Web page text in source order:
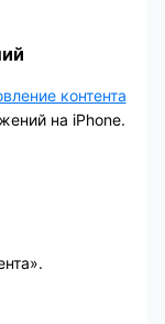
контента
на iPhone.